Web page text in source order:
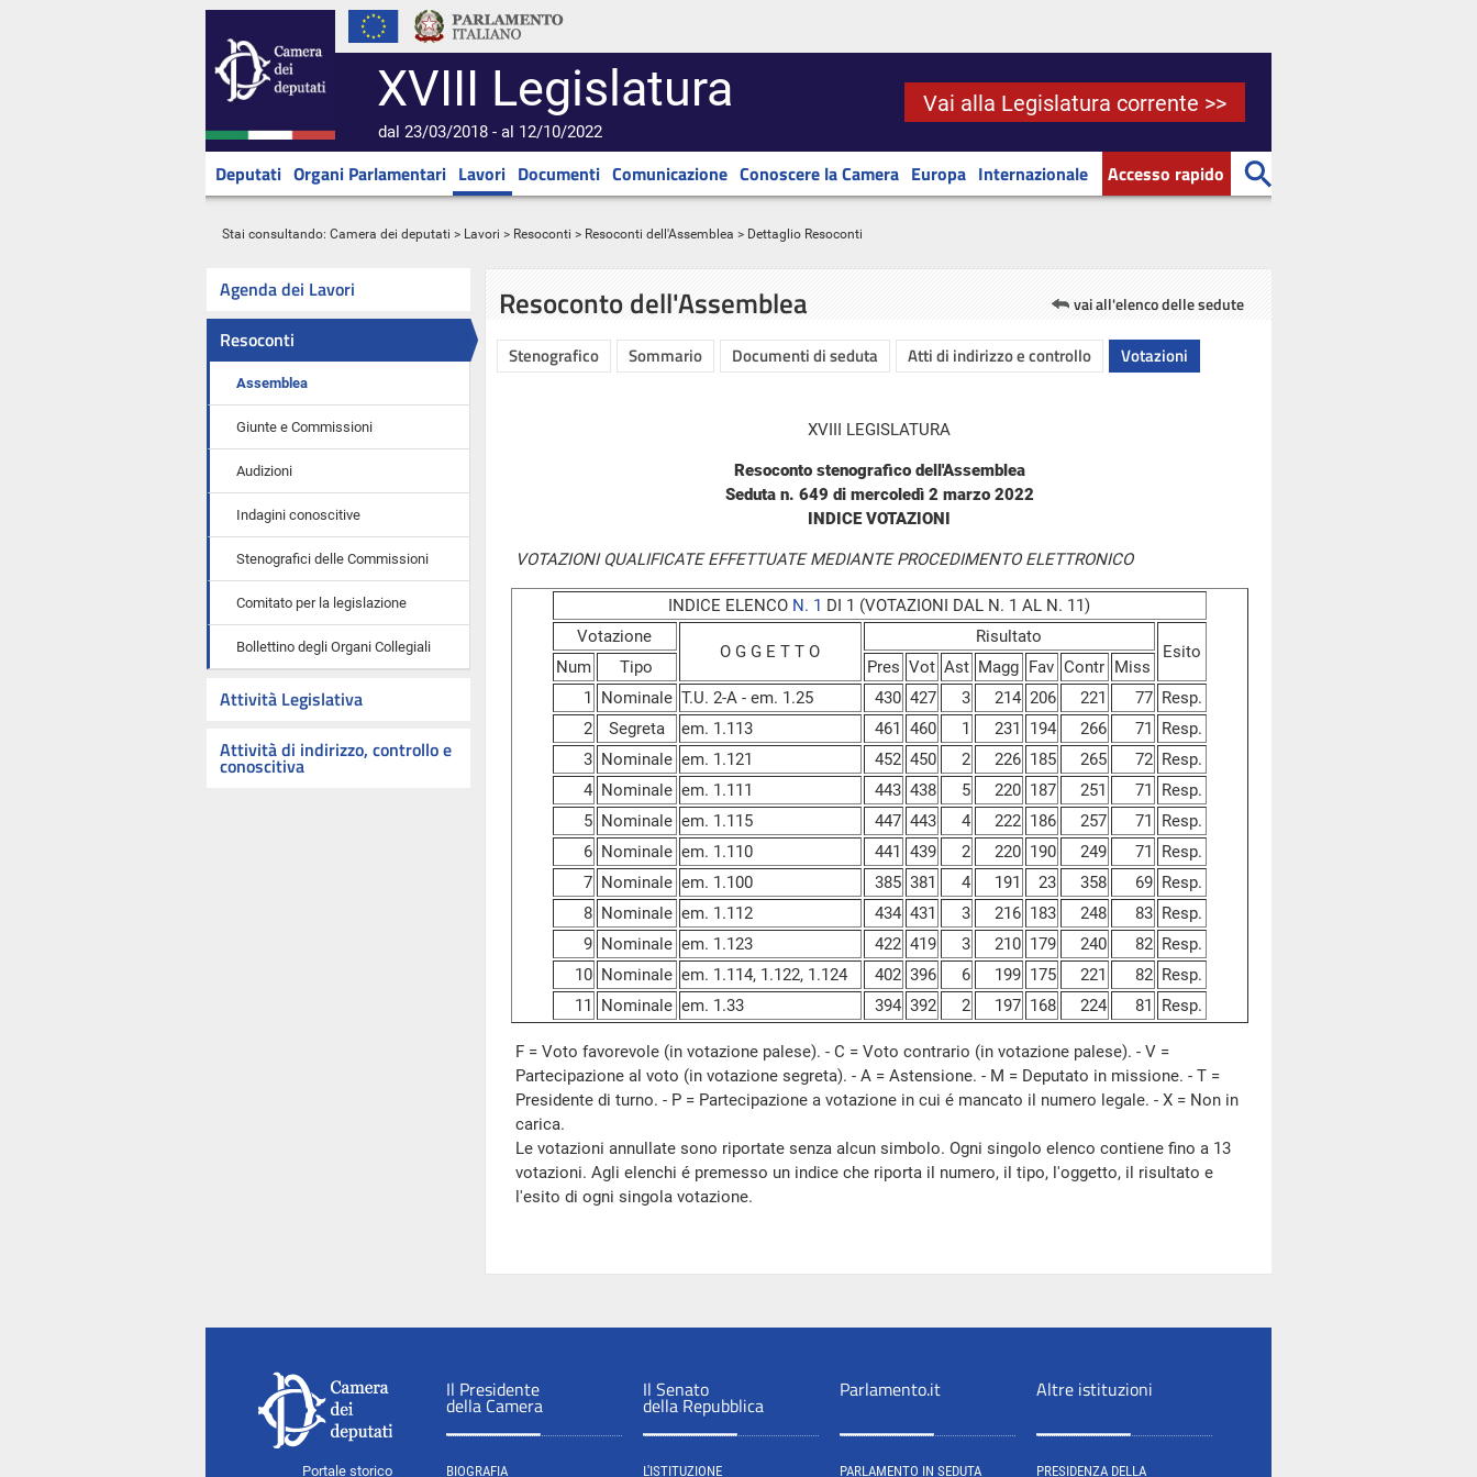
XVIII Legislatura
dal 23/03/2018 - al 12/10/2022
Vai alla Legislatura corrente >>
Deputati Organi Parlamentari Lavori Documenti Comunicazione Conoscere la Camera Europa Internazionale Accesso rapido
Stai consultando: Camera dei deputati > Lavori > Resoconti > Resoconti dell'Assemblea > Dettaglio Resoconti
Agenda dei Lavori
Resoconti
Assemblea
Giunte e Commissioni
Audizioni
Indagini conoscitive
Stenografici delle Commissioni
Comitato per la legislazione
Bollettino degli Organi Collegiali
Attività Legislativa
Attività di indirizzo, controllo e
conoscitiva
Resoconto dell'Assemblea vai all'elenco delle sedute
Stenografico Sommario Documenti di seduta Atti di indirizzo e controllo Votazioni
XVIII LEGISLATURA
Resoconto stenografico dell'Assemblea
Seduta n. 649 di mercoledì 2 marzo 2022
INDICE VOTAZIONI
VOTAZIONI QUALIFICATE EFFETTUATE MEDIANTE PROCEDIMENTO ELETTRONICO
INDICE ELENCO N. 1 DI 1 (VOTAZIONI DAL N. 1 AL N. 11)
Votazione
O G G E T T O
Risultato
Esito
Num Tipo Pres Vot Ast Magg Fav Contr Miss
1
Nominale T.U. 2-A - em. 1.25 430 427 3 214 206 221 77 Resp.
2
Segreta em. 1.113 461 460 1 231 194 266 71
Resp.
3 Nominale em. 1.121 452 450 2 226 185 265 72 Resp.
4 Nominale em. 1.111 443 438 5 220 187 251 71
Resp.
5 Nominale em. 1.115 447 443 4 222 186 257 71
Resp.
6 Nominale em. 1.110 441 439 2 220 190 249 71
Resp.
7 Nominale em. 1.100 385 381 4 191 23 358 69 Resp.
8 Nominale em. 1.112 434 431 3 216 183 248 83 Resp.
9 Nominale em. 1.123 422 419 3 210 179 240 82 Resp.
10 Nominale em. 1.114, 1.122, 1.124 402 396 6 199 175 221 82 Resp.
11
Nominale em. 1.33 394 392 2 197 168 224 81 Resp.
F = Voto favorevole (in votazione palese). - C = Voto contrario (in votazione palese). - V =
Partecipazione al voto (in votazione segreta). - A = Astensione. - M = Deputato in missione. - T =
Presidente di turno. - P = Partecipazione a votazione in cui é mancato il numero legale. - X = Non in
carica.
Le votazioni annullate sono riportate senza alcun simbolo. Ogni singolo elenco contiene fino a 13
votazioni. Agli elenchi é premesso un indice che riporta il numero, il tipo, l'oggetto, il risultato e
l'esito di ogni singola votazione.
Portale storico
Il Presidente
della Camera
BIOGRAFIA
Il Senato
della Repubblica
L'ISTITUZIONE
Parlamento.it
PARLAMENTO IN SEDUTA
Altre istituzioni
PRESIDENZA DELLA